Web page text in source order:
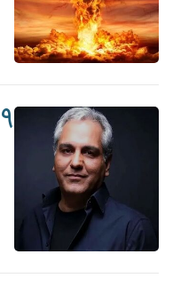
۹
سکانس «مخ‌زنی» مهران
وایرال شد/ ویدئو
۱۴۰۵/۰۵/۱۵ ۱۴:۵۳